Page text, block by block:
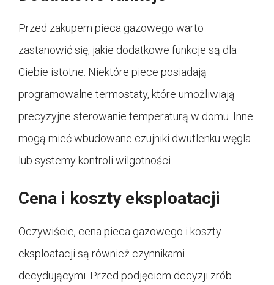
Przed zakupem pieca gazowego warto
zastanowić się, jakie dodatkowe funkcje są dla
Ciebie istotne. Niektóre piece posiadają
programowalne termostaty, które umożliwiają
precyzyjne sterowanie temperaturą w domu. Inne
mogą mieć wbudowane czujniki dwutlenku węgla
lub systemy kontroli wilgotności.
Cena i koszty eksploatacji
Oczywiście, cena pieca gazowego i koszty
eksploatacji są również czynnikami
decydującymi. Przed podjęciem decyzji zrób